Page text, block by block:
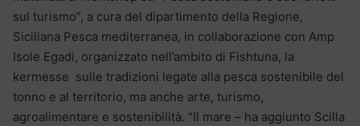
sul turismo”, a cura del dipartimento della Regione,
Siciliana Pesca mediterranea, in collaborazione con Amp
Isole Egadi, organizzato nell’ambito di Fishtuna, la
kermesse sulle tradizioni legate alla pesca sostenibile del
tonno e al territorio, ma anche arte, turismo,
agroalimentare e sostenibilità. “Il mare – ha aggiunto Scilla